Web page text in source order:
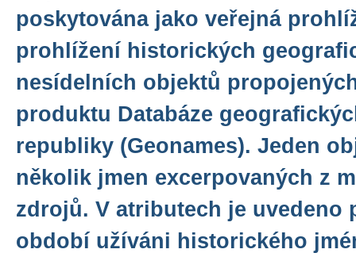
poskytována jako veřejná
prohlížení historických
nesídelních objektů
produktu Databáze
republiky (Geonames). Jeden
několik jmen excerpovaných z
zdrojů. V atributech je uvedeno
období užíváni historického